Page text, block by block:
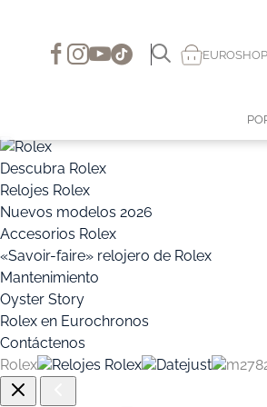
EUROSHOP
Descubra Rolex
Relojes Rolex
Nuevos modelos 2026
Accesorios Rolex
«Savoir-faire» relojero de Rolex
Mantenimiento
Oyster Story
Rolex en Eurochronos
Contáctenos
Rolex
Relojes Rolex Datejust